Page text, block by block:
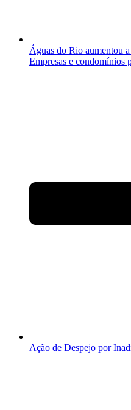
Águas do Rio aumentou
Empresas e condomínios
Ação de Despejo por